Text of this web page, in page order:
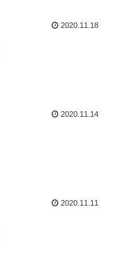
2020.11.18
2020.11.14
2020.11.11